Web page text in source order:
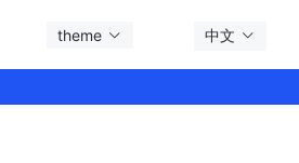
theme 中文